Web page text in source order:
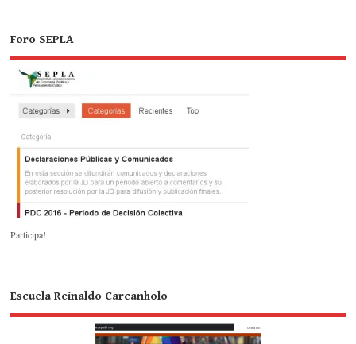
Foro SEPLA
Participa!
Escuela Reinaldo Carcanholo